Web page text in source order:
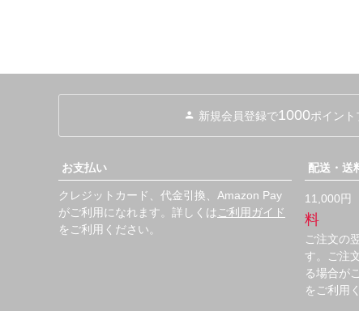
新規会員登録で1000ポイント
お支払い
クレジットカード、代金引換、Amazon Pay
がご利用になれます。詳しくは ご利用ガイド
をご利用ください。
配送・送
11,000円
料
ご注文の
す。ご注
る場合が
をご利用